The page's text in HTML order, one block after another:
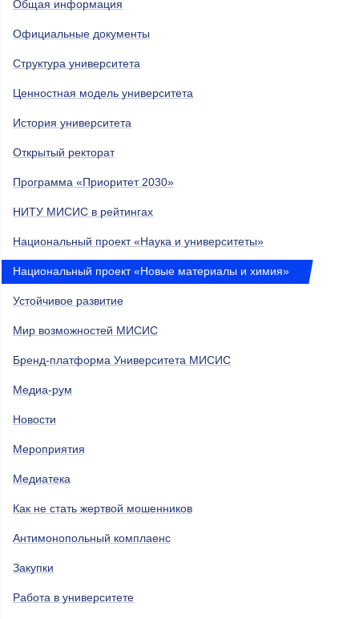
Общая информация
Официальные документы
Структура университета
Ценностная модель университета
История университета
Открытый ректорат
Программа «Приоритет 2030»
НИТУ МИСИС в рейтингах
Национальный проект «Наука и университеты»
Национальный проект «Новые материалы и химия»
Устойчивое развитие
Мир возможностей МИСИС
Бренд-платформа Университета МИСИС
Медиа-рум
Новости
Мероприятия
Медиатека
Как не стать жертвой мошенников
Антимонопольный комплаенс
Закупки
Работа в университете